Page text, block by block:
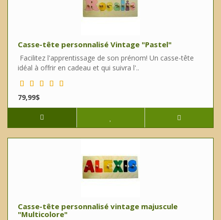
Casse-tête personnalisé Vintage "Pastel"
Facilitez l'apprentissage de son prénom! Un casse-tête
idéal à offrir en cadeau et qui suivra l'..
79,99$
Casse-tête personnalisé vintage majuscule
"Multicolore"